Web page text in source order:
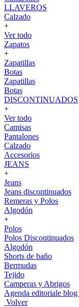
LLAVEROS
Calzado
+
Ver todo
Zapatos
+
Zapatillas
Botas
Zapatillas
Botas
DISCONTINUADOS
+
Ver todo
Camisas
Pantalones
Calzado
Accesorios
JEANS
+
Jeans
Jeans discontinuados
Remeras y Polos
Algodón
+
Polos
Polos Discontinuados
Algodón
Shorts de baño
Bermudas
Tejido
Camperas y Abrigos
Agenda editoriale blog
Volver